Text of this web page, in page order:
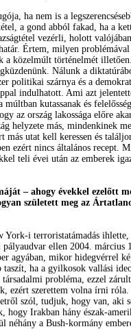
ha nem is a
a gond abból fakad, ha a
vezérli, holott
Értem, milyen
a közelmúlt történelmét
Nálunk a
politikai szárnya és a
indulhatott. Ami azt
kutassanak és
az ország lakossága előre
helyzete más, mindenkinek
más utat kell keressen és
ezért nincs általános recept.
teli évei után az emberek
– ahogy évekkel ezelőtt
született meg az
York-i terroristatámadás
ellen 2004. március
agyában, mikor hidegvérrel
ha a gyilkosok vallási
probléma, ezzel
ezért szerettem volna írni
szól, tudjuk, hogy van, aki
hogy Irakban hány észak-
néhány a Bush-kormány